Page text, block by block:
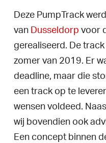
Deze PumpTrack
van Dusseldorp voor
gerealiseerd. De
zomer van 2019. Er
deadline, maar die
een track op te
wensen voldeed.
wij bovendien ook
Een concept binnen